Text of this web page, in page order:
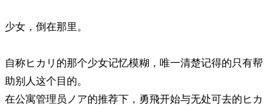
少女，倒在那里。
自称ヒカリ的那个少女记忆模糊，唯一清楚记得的只有帮
助别人这个目的。
在公寓管理员ノア的推荐下，勇飛开始与无处可去的ヒカ